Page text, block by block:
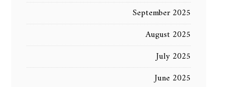
September 2025
August 2025
July 2025
June 2025